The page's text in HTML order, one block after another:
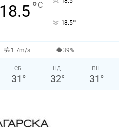
18.5°C
18.5°
1.7m/s 39%
СБ
31 °
НД
32°
ПН
31 °